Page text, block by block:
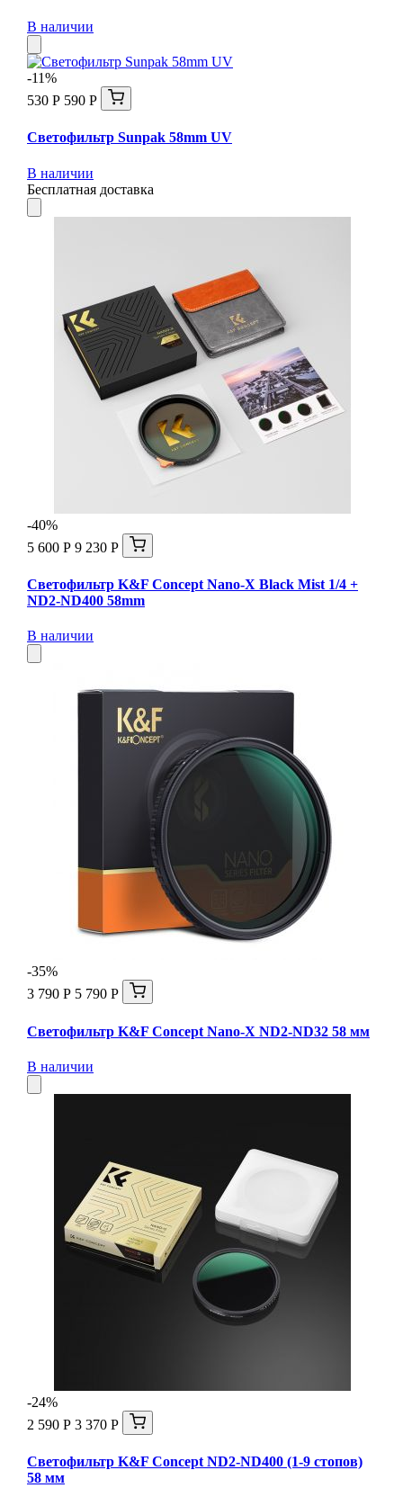
В наличии
-11%
530 Р 590 Р
Светофильтр Sunpak 58mm UV
В наличии
Бесплатная доставка
-40%
5 600 Р 9 230 Р
Светофильтр K&F Concept Nano-X Black Mist 1/4 +
ND2-ND400 58mm
В наличии
-35%
3 790 Р 5 790 Р
Светофильтр K&F Concept Nano-X ND2-ND32 58 мм
В наличии
-24%
2 590 Р 3 370 Р
Светофильтр K&F Concept ND2-ND400 (1-9 стопов)
58 мм